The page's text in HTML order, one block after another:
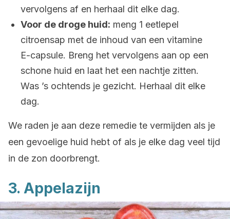
vervolgens af en herhaal dit elke dag.
Voor de droge huid: meng 1 eetlepel
citroensap met de inhoud van een vitamine
E-capsule. Breng het vervolgens aan op een
schone huid en laat het een nachtje zitten.
Was ’s ochtends je gezicht. Herhaal dit elke
dag.
We raden je aan deze remedie te vermijden als je
een gevoelige huid hebt of als je elke dag veel tijd
in de zon doorbrengt.
3. Appelazijn